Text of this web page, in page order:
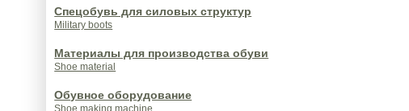
Спецобувь для силовых структур
Military boots
Материалы для производства обуви
Shoe material
Обувное оборудование
Shoe making machine